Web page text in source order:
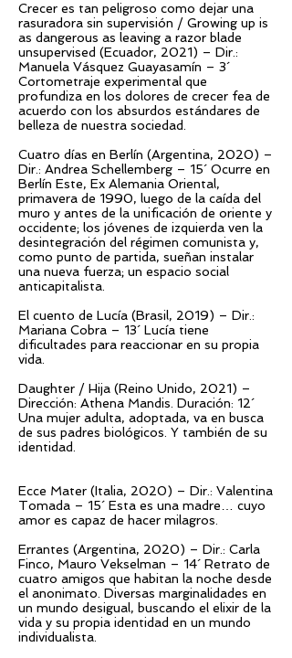
Crecer es tan peligroso como dejar una
rasuradora sin supervisión / Growing up is
as dangerous as leaving a razor blade
unsupervised (Ecuador, 2021) – Dir.:
Manuela Vásquez Guayasamín – 3´
Cortometraje experimental que
profundiza en los dolores de crecer fea de
acuerdo con los absurdos estándares de
belleza de nuestra sociedad.
Cuatro días en Berlín (Argentina, 2020) –
Dir.: Andrea Schellemberg – 15´ Ocurre en
Berlín Este, Ex Alemania Oriental,
primavera de 1990, luego de la caída del
muro y antes de la unificación de oriente y
occidente; los jóvenes de izquierda ven la
desintegración del régimen comunista y,
como punto de partida, sueñan instalar
una nueva fuerza; un espacio social
anticapitalista.
El cuento de Lucía (Brasil, 2019) – Dir.:
Mariana Cobra – 13´ Lucía tiene
dificultades para reaccionar en su propia
vida.
Daughter / Hija (Reino Unido, 2021) –
Dirección: Athena Mandis. Duración: 12´
Una mujer adulta, adoptada, va en busca
de sus padres biológicos. Y también de su
identidad.
Ecce Mater (Italia, 2020) – Dir.: Valentina
Tomada – 15´ Esta es una madre… cuyo
amor es capaz de hacer milagros.
Errantes (Argentina, 2020) – Dir.: Carla
Finco, Mauro Vekselman – 14´ Retrato de
cuatro amigos que habitan la noche desde
el anonimato. Diversas marginalidades en
un mundo desigual, buscando el elixir de la
vida y su propia identidad en un mundo
individualista.